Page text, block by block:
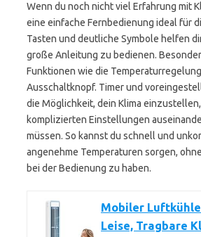
Wenn du noch nicht viel Erfahrung mit
eine einfache Fernbedienung ideal für
Tasten und deutliche Symbole helfen
große Anleitung zu bedienen.
Funktionen wie die
Ausschaltknopf. Timer und
die Möglichkeit, dein Klima
komplizierten Einstellungen
müssen. So kannst du schnell und
angenehme Temperaturen sorgen,
bei der Bedienung zu haben.
Mobiler
Leise, Tragbare